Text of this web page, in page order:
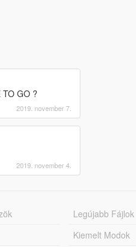
TO GO ?
2019. november 7.
2019. november 4.
Legújabb Fájlok
Kiemelt Modok